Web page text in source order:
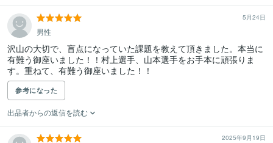
5月24日
男性
沢山の大切で、盲点になっていた課題を教えて頂きました。本当に
有難う御座いました！！村上選手、山本選手をお手本に頑張りま
す。重ねて、有難う御座いました！！
参考になった
出品者からの返信を読む
2025年9月19日